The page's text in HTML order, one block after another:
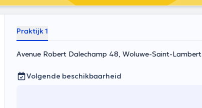
Praktijk 1
Avenue Robert Dalechamp 48, Woluwe-Saint-Lambert
Volgende beschikbaarheid